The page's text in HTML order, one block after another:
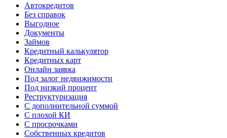
Автокредитов
Без справок
Выгодное
Документы
Займов
Кредитный калькулятор
Кредитных карт
Онлайн заявка
Под залог недвижимости
Под низкий процент
Реструктуризация
С дополнительной суммой
С плохой КИ
С просрочками
Собственных кредитов